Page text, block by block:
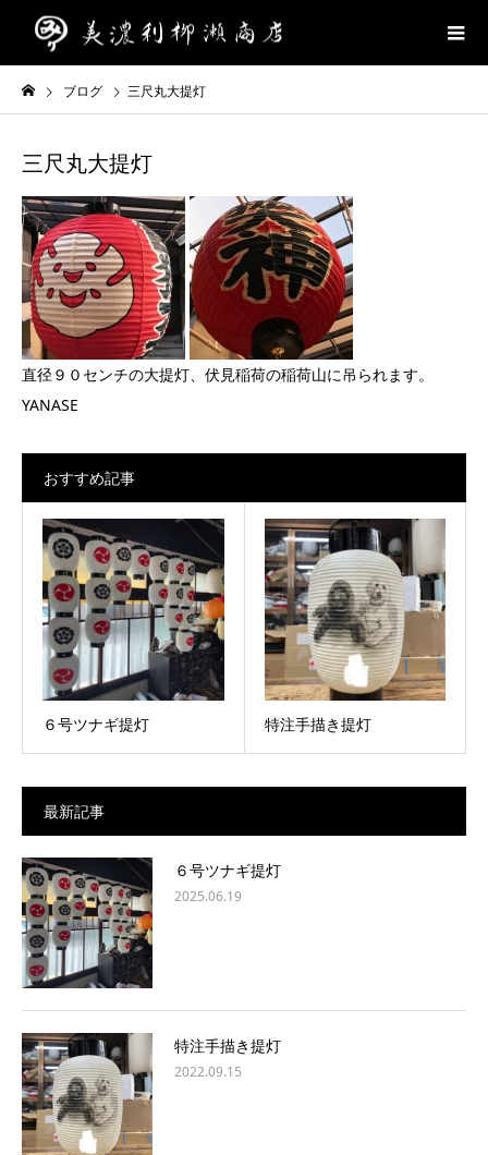
ブログ 三尺丸大提灯
三尺丸大提灯
直径９０センチの大提灯、伏見稲荷の稲荷山に吊られます。
YANASE
おすすめ記事
６号ツナギ提灯 特注手描き提灯
最新記事
６号ツナギ提灯
2025.06.19
特注手描き提灯
2022.09.15